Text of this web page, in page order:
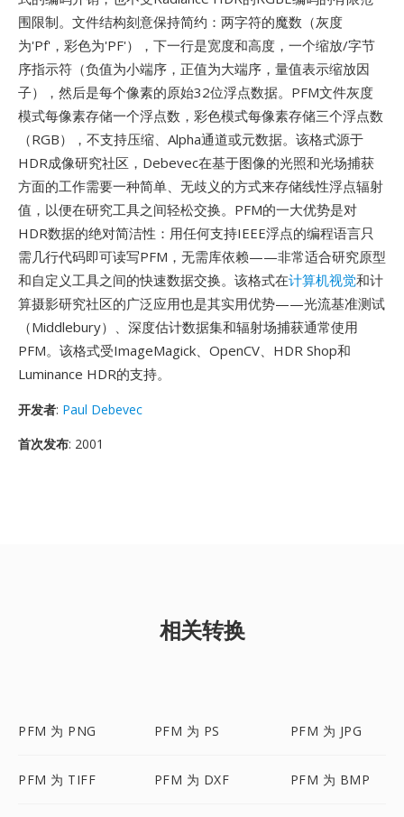
围限制。文件结构刻意保持简约：两字符的魔数（灰度
为'Pf'，彩色为'PF'），下一行是宽度和高度，一个缩放/字节
序指示符（负值为小端序，正值为大端序，量值表示缩放因
子），然后是每个像素的原始32位浮点数据。PFM文件灰度
模式每像素存储一个浮点数，彩色模式每像素存储三个浮点数
（RGB），不支持压缩、Alpha通道或元数据。该格式源于
HDR成像研究社区，Debevec在基于图像的光照和光场捕获
方面的工作需要一种简单、无歧义的方式来存储线性浮点辐射
值，以便在研究工具之间轻松交换。PFM的一大优势是对
HDR数据的绝对简洁性：用任何支持IEEE浮点的编程语言只
需几行代码即可读写PFM，无需库依赖——非常适合研究原型
和自定义工具之间的快速数据交换。该格式在计算机视觉和计
算摄影研究社区的广泛应用也是其实用优势——光流基准测试
（Middlebury）、深度估计数据集和辐射场捕获通常使用
PFM。该格式受ImageMagick、OpenCV、HDR Shop和
Luminance HDR的支持。
开发者: Paul Debevec
首次发布: 2001
相关转换
PFM 为 PNG PFM 为 PS PFM 为 JPG
PFM 为 TIFF PFM 为 DXF PFM 为 BMP